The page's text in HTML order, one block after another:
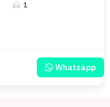
1
Whatsapp